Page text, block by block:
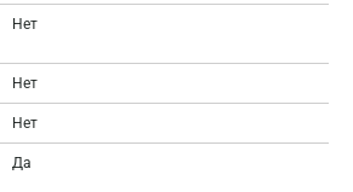
Нет
Нет
Нет
Да